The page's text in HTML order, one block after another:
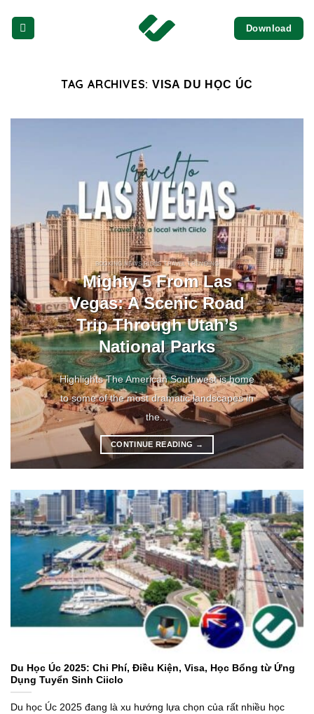
Download
TAG ARCHIVES: VISA DU HỌC ÚC
BOOKING NEWS RIDES TRAVEL TRENDING
Mighty 5 From Las
Vegas: A Scenic Road
Trip Through Utah’s
National Parks
Highlights The American Southwest is home
to some of the most dramatic landscapes in
the...
CONTINUE READING →
Du Học Úc 2025: Chi Phí, Điều Kiện, Visa, Học Bổng từ Ứng
Dụng Tuyển Sinh Ciiclo
Du học Úc 2025 đang là xu hướng lựa chọn của rất nhiều học